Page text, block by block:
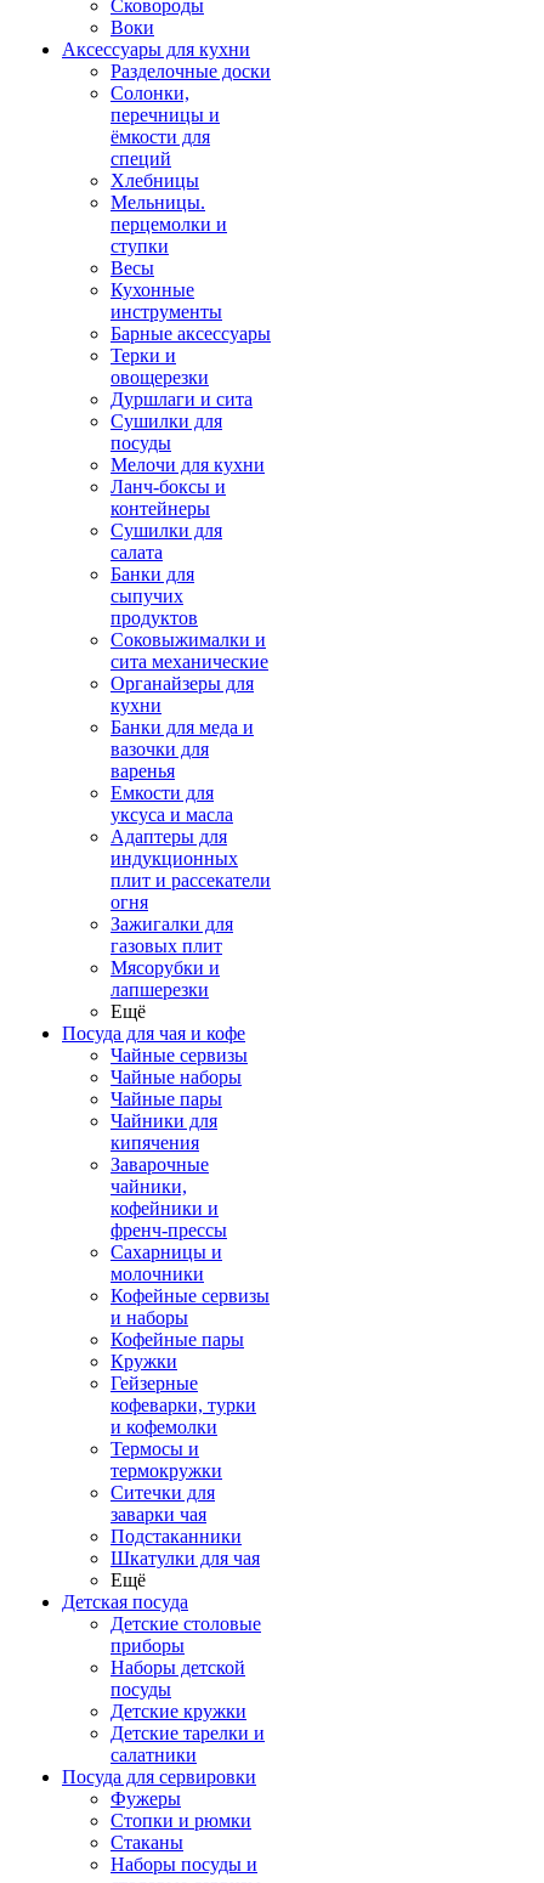
Сковороды
Воки
Аксессуары для кухни
Разделочные доски
Солонки,
перечницы и
ёмкости для
специй
Хлебницы
Мельницы.
перцемолки и
ступки
Весы
Кухонные
инструменты
Барные аксессуары
Терки и
овощерезки
Дуршлаги и сита
Сушилки для
посуды
Мелочи для кухни
Ланч-боксы и
контейнеры
Сушилки для
салата
Банки для
сыпучих
продуктов
Соковыжималки и
сита механические
Органайзеры для
кухни
Банки для меда и
вазочки для
варенья
Емкости для
уксуса и масла
Адаптеры для
индукционных
плит и рассекатели
огня
Зажигалки для
газовых плит
Мясорубки и
лапшерезки
Ещё
Посуда для чая и кофе
Чайные сервизы
Чайные наборы
Чайные пары
Чайники для
кипячения
Заварочные
чайники,
кофейники и
френч-прессы
Сахарницы и
молочники
Кофейные сервизы
и наборы
Кофейные пары
Кружки
Гейзерные
кофеварки, турки
и кофемолки
Термосы и
термокружки
Ситечки для
заварки чая
Подстаканники
Шкатулки для чая
Ещё
Детская посуда
Детские столовые
приборы
Наборы детской
посуды
Детские кружки
Детские тарелки и
салатники
Посуда для сервировки
Фужеры
Стопки и рюмки
Стаканы
Наборы посуды и